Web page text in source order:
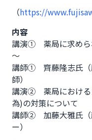
（https://
内容
講演①　薬局に求め
～
講師①　齊藤隆志氏
師）
講演②　薬局におけ
為)の対策について
講師②　加藤大雅氏
ー）